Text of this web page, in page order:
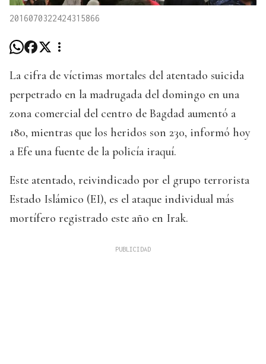
2016070322424315866
La cifra de víctimas mortales del atentado suicida
perpetrado en la madrugada del domingo en una
zona comercial del centro de Bagdad aumentó a
180, mientras que los heridos son 230, informó hoy
a Efe una fuente de la policía iraquí.
Este atentado, reivindicado por el grupo terrorista
Estado Islámico (EI), es el ataque individual más
mortífero registrado este año en Irak.